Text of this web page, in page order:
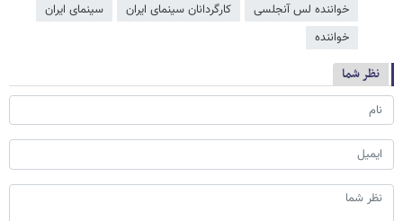
خواننده لس آنجلسی کارگردانان سینمای ایران
سینمای ایران
خواننده
نظر شما